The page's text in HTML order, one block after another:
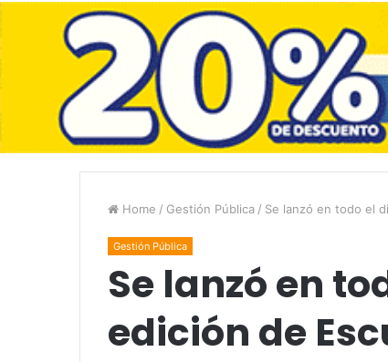
Home / Gestión Pública / Se lanzó en todo el
Gestión Pública
Se lanzó en
edición de